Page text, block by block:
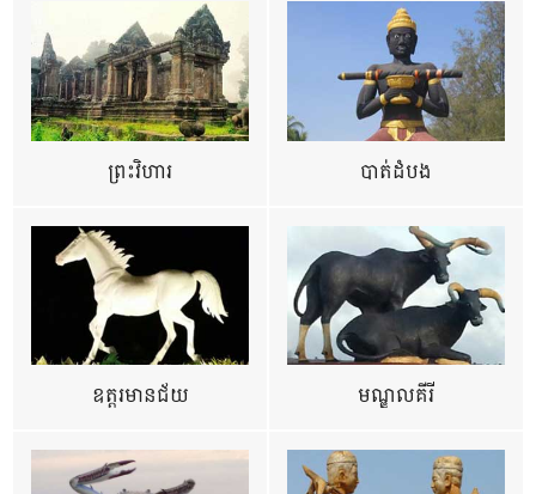
ព្រះវិហារ បាត់ដំបង
ឧត្ដរមានជ័យ មណ្ឌលគីរី